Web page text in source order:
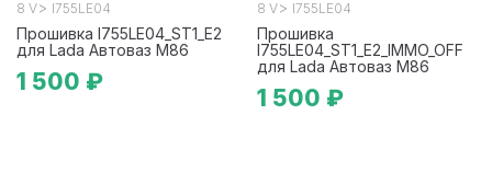
8 V> I755LE04
Прошивка I755LE04_ST1_E2
для Lada Автоваз М86
1 500 ₽
8 V> I755LE04
Прошивка
I755LE04_ST1_E2_IMMO_OFF
для Lada Автоваз М86
1 500 ₽